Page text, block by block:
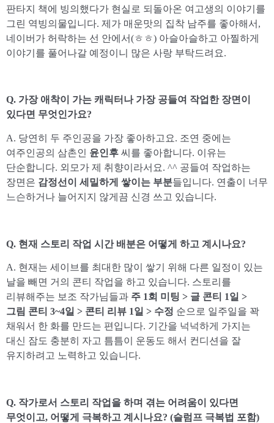
판타지 책에 빙의했다가 현실로 되돌아온 여고생의 이야기를
그린 역빙의물입니다. 제가 매운맛의 집착 남주를 좋아해서,
네이버가 허락하는 선 안에서(ㅎㅎ) 아슬아슬하고 아찔하게
이야기를 풀어나갈 예정이니 많은 사랑 부탁드려요.
Q. 가장 애착이 가는 캐릭터나 가장 공들여 작업한 장면이
있다면 무엇인가요?
A. 당연히 두 주인공을 가장 좋아하고요. 조연 중에는
여주인공의 삼촌인 윤인후 씨를 좋아합니다. 이유는
단순합니다. 외모가 제 취향이라서요. ^^ 공들여 작업하는
장면은 감정선이 세밀하게 쌓이는 부분들입니다. 연출이 너무
느슨하거나 늘어지지 않게끔 신경 쓰고 있습니다.
Q. 현재 스토리 작업 시간 배분은 어떻게 하고 계시나요?
A. 현재는 세이브를 최대한 많이 쌓기 위해 다른 일정이 있는
날을 빼면 거의 콘티 작업을 하고 있습니다. 스토리를
리뷰해주는 보조 작가님들과 주 1회 미팅 > 글 콘티 1일 >
그림 콘티 3~4일 > 콘티 리뷰 1일 > 수정 순으로 일주일을 꽉
채워서 한 화를 만드는 편입니다. 기간을 넉넉하게 가지는
대신 잠도 충분히 자고 틈틈이 운동도 해서 컨디션을 잘
유지하려고 노력하고 있습니다.
Q. 작가로서 스토리 작업을 하며 겪는 어려움이 있다면
무엇이고, 어떻게 극복하고 계시나요? (슬럼프 극복법 포함)